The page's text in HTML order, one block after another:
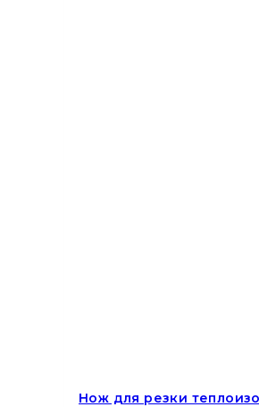
Нож для резки